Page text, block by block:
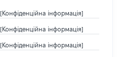
[Конфіденційна інформація]
[Конфіденційна інформація]
[Конфіденційна інформація]